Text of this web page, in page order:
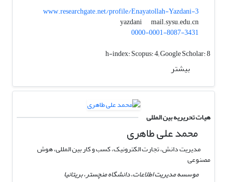
www.researchgate.net/profile/Enayatollah-Yazdani-3
yazdani
mail.sysu.edu.cn
0000-0001-8087-3431
h-index:Scopus: 4; Google Scholar: 8
بیشتر
هیات تحریریه بین المللی
محمد علی طاهری
مدیریت دانش، تجارت الکترونیک، کسب و کار بین المللی، هوش
مصنوعی
موسسه مدیریت اطلاعات، دانشگاه منچستر، بریتانیا